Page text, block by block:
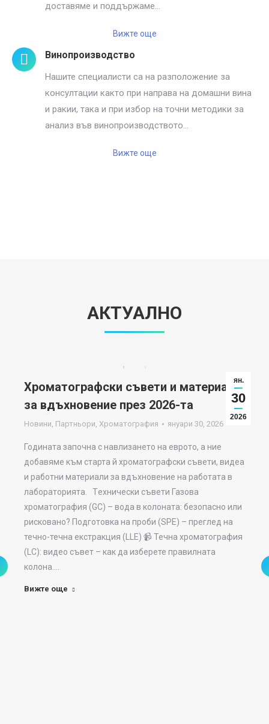
доставяме и поддържаме…
Вижте още
Винопроизводство
Нашите специалисти са на разположение за
консултации както при направа на домашни вина
и ракии, така и при избор на точни методики за
анализ във винопроизводството…
Вижте още
АКТУАЛНО
ян.
30
2026
Хроматографски съвети и материали
за вдъхновение през 2026-та
Новини, Партньори, Хроматография януари 30, 2026
Годината започна с навлизането на еврото, а ние
добавяме към старта й хроматографски съвети, видеа
и работни материали за вдъхновение на работата в
лабораторията. Tехнически съвети Газова
хроматография (GC) – вода в колоната: безопасно или
рисковано? Подготовка на проби (SPE) – преглед на
течно-течна екстракция (LLE) 📹 Течна хроматография
(LC): видео съвет – как да изберете правилната
колона.…
Вижте още